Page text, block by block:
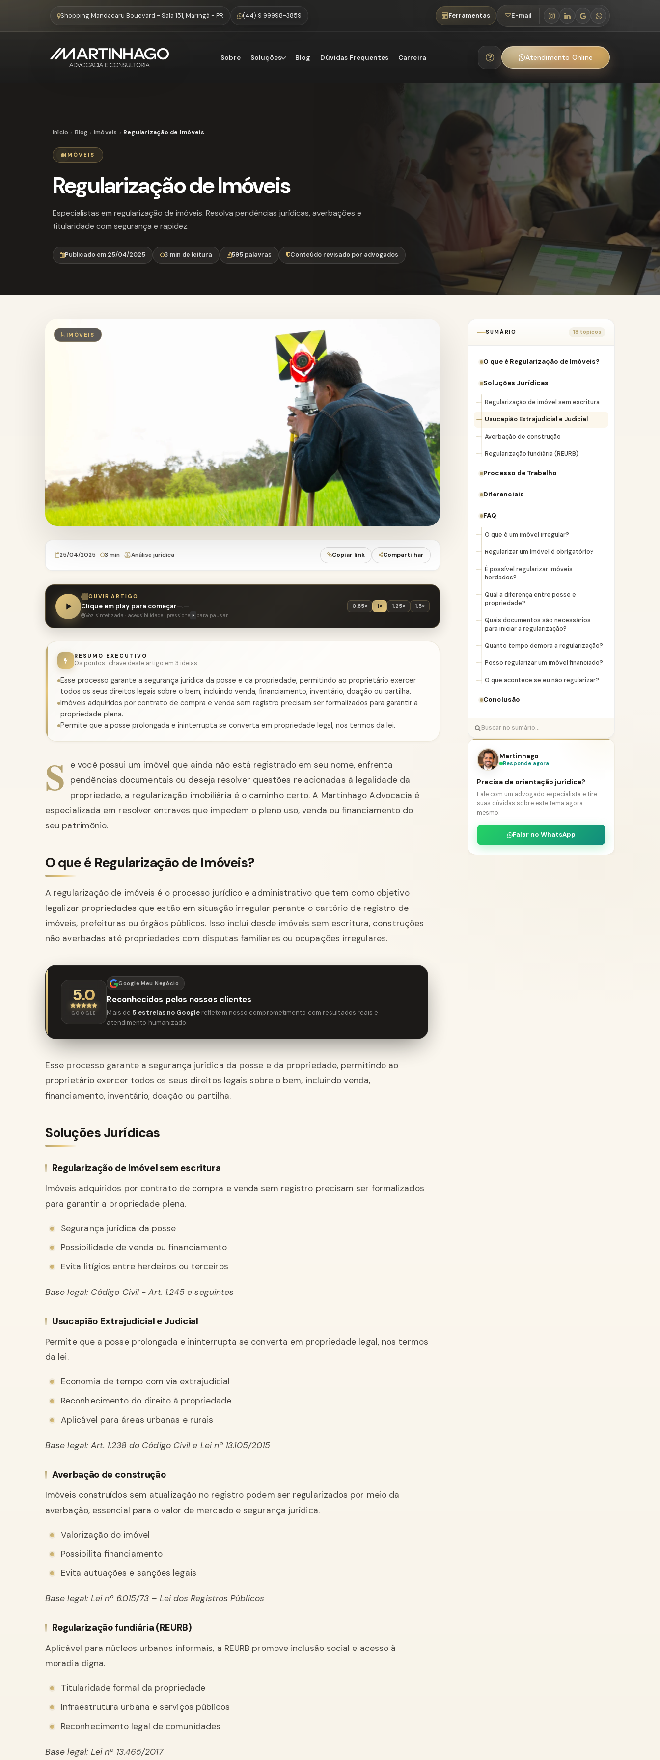
Shopping Mandacaru Bouevard - Sala 151, Maringá - PR (44) 9 99998-3859 Ferramentas E-mail
Sobre Soluções Blog Dúvidas Frequentes Carreira Atendimento Online
Início Blog Imóveis Regularização de Imóveis
IMÓVEIS
Regularização de Imóveis
Especialistas em regularização de imóveis. Resolva pendências jurídicas, averbações e
titularidade com segurança e rapidez.
Publicado em 25/04/2025 3 min de leitura 595 palavras Conteúdo revisado por advogados
IMÓVEIS
25/04/2025 3 min Análise jurídica Copiar link Compartilhar
OUVIR ARTIGO
Clique em play para começar—:— 0.85× 1× 1.25× 1.5×
Voz sintetizada · acessibilidade · pressione P para pausar
RESUMO EXECUTIVO
Os pontos-chave deste artigo em 3 ideias
Esse processo garante a segurança jurídica da posse e da propriedade, permitindo ao proprietário exercer
todos os seus direitos legais sobre o bem, incluindo venda, financiamento, inventário, doação ou partilha.
Imóveis adquiridos por contrato de compra e venda sem registro precisam ser formalizados para garantir a
propriedade plena.
Permite que a posse prolongada e ininterrupta se converta em propriedade legal, nos termos da lei.
S
e você possui um imóvel que ainda não está registrado em seu nome, enfrenta
pendências documentais ou deseja resolver questões relacionadas à legalidade da
propriedade, a regularização imobiliária é o caminho certo. A Martinhago Advocacia é
especializada em resolver entraves que impedem o pleno uso, venda ou financiamento do
seu patrimônio.
O que é Regularização de Imóveis?
A regularização de imóveis é o processo jurídico e administrativo que tem como objetivo
legalizar propriedades que estão em situação irregular perante o cartório de registro de
imóveis, prefeituras ou órgãos públicos. Isso inclui desde imóveis sem escritura, construções
não averbadas até propriedades com disputas familiares ou ocupações irregulares.
5.0
GOOGLE
Google Meu Negócio
Reconhecidos pelos nossos clientes
Mais de 5 estrelas no Googlerefletem nosso comprometimento com resultados reais e
atendimento humanizado.
Esse processo garante a segurança jurídica da posse e da propriedade, permitindo ao
proprietário exercer todos os seus direitos legais sobre o bem, incluindo venda,
financiamento, inventário, doação ou partilha.
Soluções Jurídicas
Regularização de imóvel sem escritura
Imóveis adquiridos por contrato de compra e venda sem registro precisam ser formalizados
para garantir a propriedade plena.
Segurança jurídica da posse
Possibilidade de venda ou financiamento
Evita litígios entre herdeiros ou terceiros
Base legal: Código Civil - Art. 1.245 e seguintes
Usucapião Extrajudicial e Judicial
Permite que a posse prolongada e ininterrupta se converta em propriedade legal, nos termos
da lei.
Economia de tempo com via extrajudicial
Reconhecimento do direito à propriedade
Aplicável para áreas urbanas e rurais
Base legal: Art. 1.238 do Código Civil e Lei nº 13.105/2015
Averbação de construção
Imóveis construídos sem atualização no registro podem ser regularizados por meio da
averbação, essencial para o valor de mercado e segurança jurídica.
Valorização do imóvel
Possibilita financiamento
Evita autuações e sanções legais
Base legal: Lei nº 6.015/73 – Lei dos Registros Públicos
Regularização fundiária (REURB)
Aplicável para núcleos urbanos informais, a REURB promove inclusão social e acesso à
moradia digna.
Titularidade formal da propriedade
Infraestrutura urbana e serviços públicos
Reconhecimento legal de comunidades
Base legal: Lei nº 13.465/2017
SUMÁRIO 18 tópicos
O que é Regularização de Imóveis?
Soluções Jurídicas
Regularização de imóvel sem escritura
Usucapião Extrajudicial e Judicial
Averbação de construção
Regularização fundiária (REURB)
Processo de Trabalho
Diferenciais
FAQ
O que é um imóvel irregular?
Regularizar um imóvel é obrigatório?
É possível regularizar imóveis
herdados?
Qual a diferença entre posse e
propriedade?
Quais documentos são necessários
para iniciar a regularização?
Quanto tempo demora a regularização?
Posso regularizar um imóvel financiado?
O que acontece se eu não regularizar?
Conclusão
Martinhago
Responde agora
Precisa de orientação jurídica?
Fale com um advogado especialista e tire
suas dúvidas sobre este tema agora
mesmo.
Falar no WhatsApp